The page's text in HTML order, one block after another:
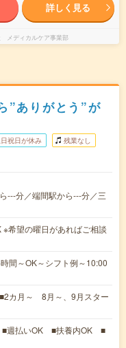
詳しく見る
メディカルケア事業部
”ありがとう”が
日祝日が休み 残業なし
---分／端間駅から---分／三
希望の曜日があればご相談
間～OK～シフト例～10:00
■2カ月～ 8月～、9月スター
■週払いOK ■扶養内OK ■